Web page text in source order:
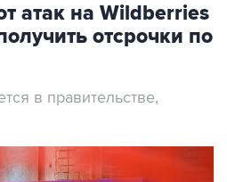
атак на Wildberries
отсрочки по
в правительстве,